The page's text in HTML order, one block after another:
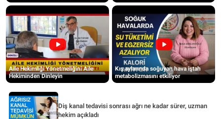
Aile Hekimliği Yönetmeliğini Aile
Hekiminden Dinleyin
Kış aylarında soğuyan hava iştah
metabolizmasını etkiliyor
Diş kanal tedavisi sonrası ağrı ne kadar sürer, uzman
hekim açıkladı